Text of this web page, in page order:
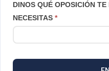
DINOS QUÉ OPOSICIÓN
NECESITAS *